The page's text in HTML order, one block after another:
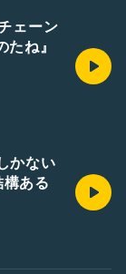
ェーン
ね』
かない
ある